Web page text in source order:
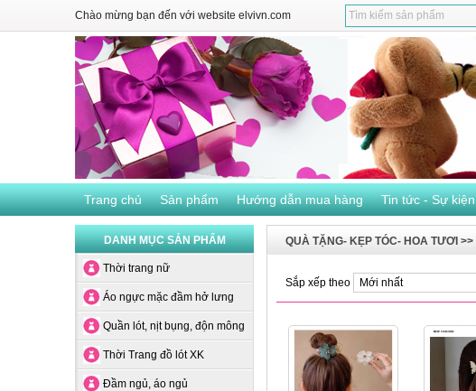
Chào mừng bạn đến với website elvivn.com
Trang chủ Sản phẩm Hướng dẫn mua hàng Tin tức - Sự kiện
DANH MỤC SẢN PHẨM
Thời trang nữ
Áo ngực mặc đầm hở lưng
Quần lót, nịt bụng, độn mông
Thời Trang đồ lót XK
Đầm ngủ, áo ngủ
QUÀ TẶNG- KẸP TÓC- HOA TƯƠI >>
Sắp xếp theo